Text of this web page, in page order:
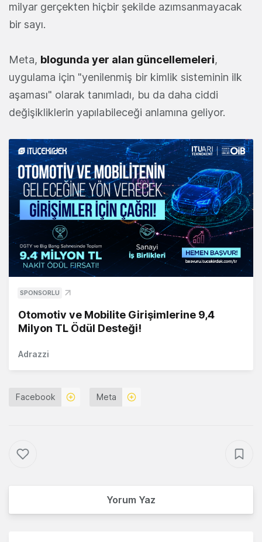
milyar gerçekten hiçbir şekilde azımsanmayacak
bir sayı.
Meta, blogunda yer alan güncellemeleri,
uygulama için "yenilenmiş bir kimlik sisteminin ilk
aşaması" olarak tanımladı, bu da daha ciddi
değişikliklerin yapılabileceği anlamına geliyor.
SPONSORLU
Otomotiv ve Mobilite Girişimlerine 9,4
Milyon TL Ödül Desteği!
Adrazzi
Facebook Meta
Yorum Yaz